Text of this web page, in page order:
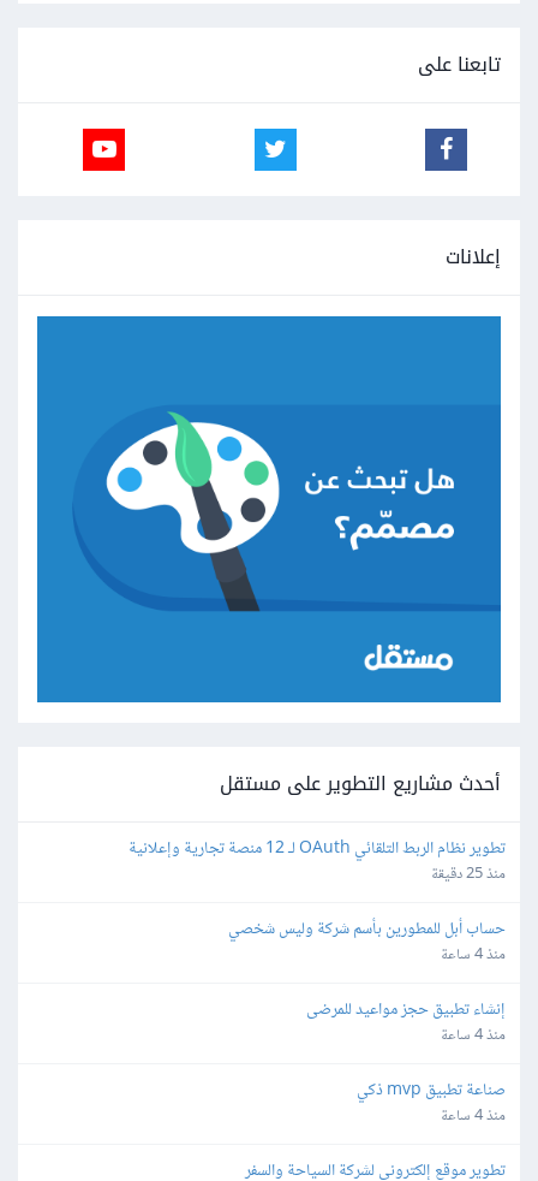
تابعنا على
إعلانات
أحدث مشاريع التطوير على مستقل
تطوير نظام الربط التلقائي OAuth لـ 12 منصة تجارية وإعلانية
منذ 25 دقيقة
حساب أبل للمطورين بأسم شركة وليس شخصي
منذ 4 ساعة
إنشاء تطبيق حجز مواعيد للمرضى
منذ 4 ساعة
صناعة تطبيق mvp ذكي
منذ 4 ساعة
تطوير موقع إلكتروني لشركة السياحة والسفر